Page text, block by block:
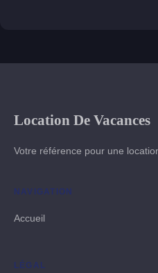
Location De Vacances
Votre référence pour une
NAVIGATION
Accueil
LÉGAL